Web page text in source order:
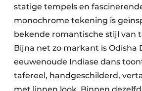
statige tempels en
monochrome tekening is
bekende romantische stijl van
Bijna net zo markant is Odisha
eeuwenoude Indiase dans
tafereel, handgeschilderd,